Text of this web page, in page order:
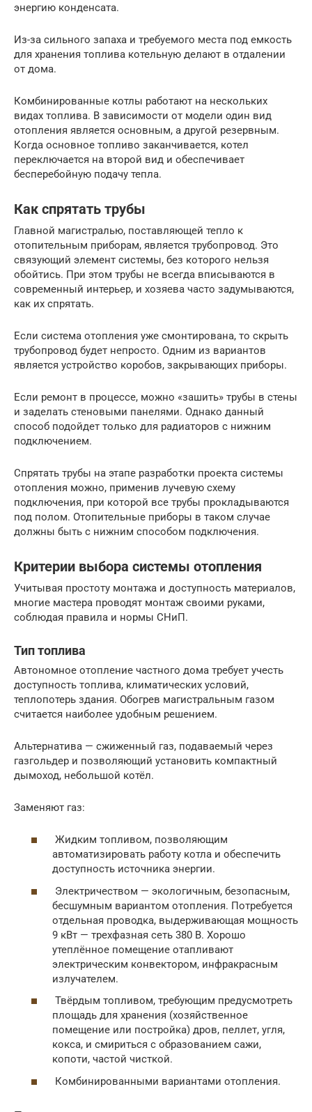
энергию конденсата.
Из-за сильного запаха и требуемого места под емкость
для хранения топлива котельную делают в отдалении
от дома.
Комбинированные котлы работают на нескольких
видах топлива. В зависимости от модели один вид
отопления является основным, а другой резервным.
Когда основное топливо заканчивается, котел
переключается на второй вид и обеспечивает
бесперебойную подачу тепла.
Как спрятать трубы
Главной магистралью, поставляющей тепло к
отопительным приборам, является трубопровод. Это
связующий элемент системы, без которого нельзя
обойтись. При этом трубы не всегда вписываются в
современный интерьер, и хозяева часто задумываются,
как их спрятать.
Если система отопления уже смонтирована, то скрыть
трубопровод будет непросто. Одним из вариантов
является устройство коробов, закрывающих приборы.
Если ремонт в процессе, можно «зашить» трубы в стены
и заделать стеновыми панелями. Однако данный
способ подойдет только для радиаторов с нижним
подключением.
Спрятать трубы на этапе разработки проекта системы
отопления можно, применив лучевую схему
подключения, при которой все трубы прокладываются
под полом. Отопительные приборы в таком случае
должны быть с нижним способом подключения.
Критерии выбора системы отопления
Учитывая простоту монтажа и доступность материалов,
многие мастера проводят монтаж своими руками,
соблюдая правила и нормы СНиП.
Тип топлива
Автономное отопление частного дома требует учесть
доступность топлива, климатических условий,
теплопотерь здания. Обогрев магистральным газом
считается наиболее удобным решением.
Альтернатива — сжиженный газ, подаваемый через
газгольдер и позволяющий установить компактный
дымоход, небольшой котёл.
Заменяют газ:
Жидким топливом, позволяющим
автоматизировать работу котла и обеспечить
доступность источника энергии.
Электричеством — экологичным, безопасным,
бесшумным вариантом отопления. Потребуется
отдельная проводка, выдерживающая мощность
9 кВт — трехфазная сеть 380 В. Хорошо
утеплённое помещение отапливают
электрическим конвектором, инфракрасным
излучателем.
Твёрдым топливом, требующим предусмотреть
площадь для хранения (хозяйственное
помещение или постройка) дров, пеллет, угля,
кокса, и смириться с образованием сажи,
копоти, частой чисткой.
Комбинированными вариантами отопления.